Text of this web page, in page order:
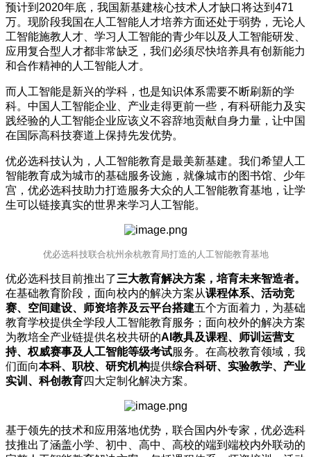
预计到2020年底，我国新基建核心技术人才缺口将达到471
万。现阶段我国在人工智能人才培养方面还处于弱势，无论人
工智能施教人才、学习人工智能的青少年以及人工智能研发、
应用复合型人才都非常缺乏，我们必须尽快培养具有创新能力
和合作精神的人工智能人才。
而人工智能是新兴的学科，也是知识体系需要不断刷新的学
科。中国人工智能企业、产业走得更前一些，有科研能力及实
践经验的人工智能企业应该义不容辞地贡献自身力量，让中国
在国际高科技赛道上保持先发优势。
优必选科技认为，人工智能教育是最美新基建。我们希望人工
智能教育成为城市的基础服务设施，就像城市的图书馆、少年
宫，优必选科技助力打造服务大众的人工智能教育基地，让学
生可以链接真实的世界来学习人工智能。
优必选科技联合杭州余杭教育局打造的人工智能教育基地
优必选科技目前推出了三大教育解决方案，培育未来智造者。
在基础教育阶段，面向校内的解决方案从课程体系、活动竞
赛、空间建设、师资培养及云平台搭建五个方面着力，为基础
教育学校提供全学段人工智能教育服务；面向校外的解决方案
为教培全产业链提供名校共研的AI教具及课程、师训运营支
持、权威赛事及人工智能等级考试服务。在高校教育领域，我
们面向本科、职校、研究机构提供综合科研、实验教学、产业
实训、科创教育四大定制化解决方案。
基于领先的技术和应用落地优势，联合国内外专家，优必选科
技推出了涵盖小学、初中、高中、高校的端到端校内外联动的